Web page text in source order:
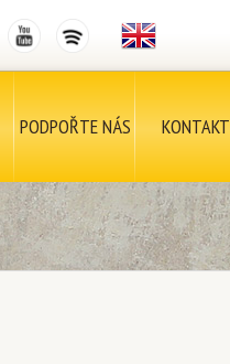
PODPOŘTE NÁS KONTAKT